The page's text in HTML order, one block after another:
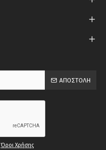
ΑΠΟΣΤΟΛΉ
Όροι Χρήσης